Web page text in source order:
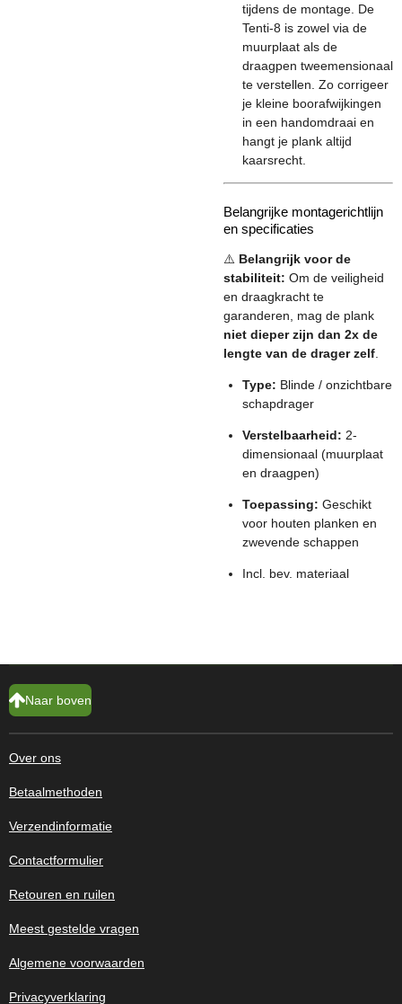
tijdens de montage. De
Tenti-8 is zowel via de
muurplaat als de
draagpen tweemensionaal
te verstellen. Zo corrigeer
je kleine boorafwijkingen
in een handomdraai en
hangt je plank altijd
kaarsrecht.
Belangrijke montagerichtlijn
en specificaties
⚠️ Belangrijk voor de
stabiliteit: Om de veiligheid
en draagkracht te
garanderen, mag de plank
niet dieper zijn dan 2x de
lengte van de drager zelf
Type: Blinde / onzichtbare
schapdrager
Verstelbaarheid: 2-
dimensionaal (muurplaat
en draagpen)
Toepassing: Geschikt
voor houten planken en
zwevende schappen
Incl. bev. materiaal
Naar boven
Over ons
Betaalmethoden
Verzendinformatie
Contactformulier
Retouren en ruilen
Meest gestelde vragen
Algemene voorwaarden
Privacyverklaring